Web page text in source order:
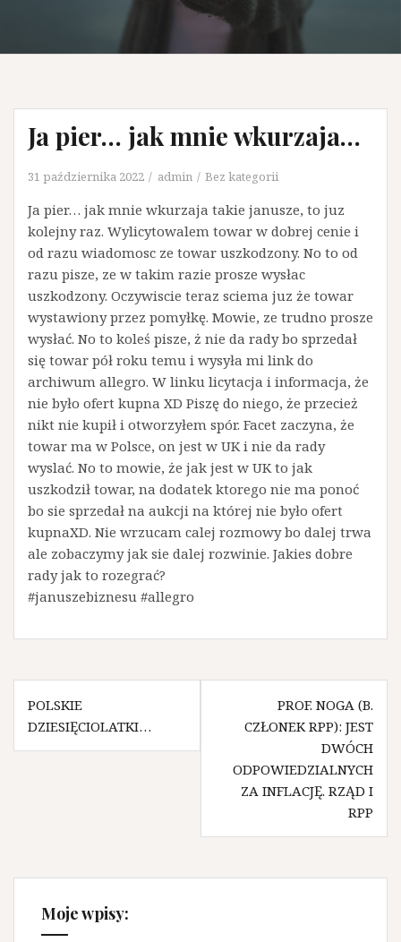
Ja pier… jak mnie wkurzaja…
31 października 2022 admin Bez kategorii
Ja pier… jak mnie wkurzaja takie janusze, to juz
kolejny raz. Wylicytowalem towar w dobrej cenie i
od razu wiadomosc ze towar uszkodzony. No to od
razu pisze, ze w takim razie prosze wysłac
uszkodzony. Oczywiscie teraz sciema juz że towar
wystawiony przez pomyłkę. Mowie, ze trudno prosze
wysłać. No to koleś pisze, ż nie da rady bo sprzedał
się towar pół roku temu i wysyła mi link do
archiwum allegro. W linku licytacja i informacja, że
nie było ofert kupna XD Piszę do niego, że przecież
nikt nie kupił i otworzyłem spór. Facet zaczyna, że
towar ma w Polsce, on jest w UK i nie da rady
wyslać. No to mowie, że jak jest w UK to jak
uszkodził towar, na dodatek ktorego nie ma ponoć
bo sie sprzedał na aukcji na której nie było ofert
kupnaXD. Nie wrzucam calej rozmowy bo dalej trwa
ale zobaczymy jak sie dalej rozwinie. Jakies dobre
rady jak to rozegrać?
#januszebiznesu #allegro
N
a
c
POLSKIE
DZIESIĘCIOLATKI…
PROF. NOGA (B.
CZŁONEK RPP): JEST
DWÓCH
ODPOWIEDZIALNYCH
ZA INFLACJĘ. RZĄD I
RPP
Moje wpisy: